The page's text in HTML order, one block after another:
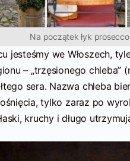
Na początek łyk prosecco
jesteśmy we Włoszech,
– „trzęsionego chleba”
sera. Nazwa chleba
tylko zaraz po
kruchy i długo